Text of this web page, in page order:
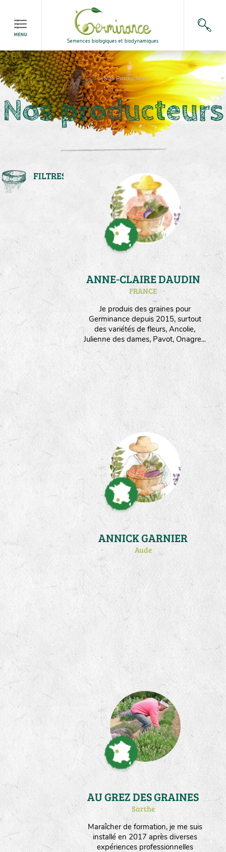
Accueil>Nos Producteurs
Nos producteurs
FILTRES
Je produis des graines pour
Germinance depuis 2015, surtout
des variétés de fleurs, Ancolie,
Julienne des dames, Pavot, Onagre...
ANNE-CLAIRE DAUDIN
FRANCE
ANNICK GARNIER
Aude
Maraîcher de formation, je me suis
installé en 2017 après diverses
expériences professionnelles
AU GREZ DES GRAINES
Sarthe